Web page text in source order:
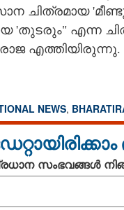
ചിത്രമായ
എന്ന
എത്തിയിരുന്നു.
NEWS,
സംഭവങ്ങൾ